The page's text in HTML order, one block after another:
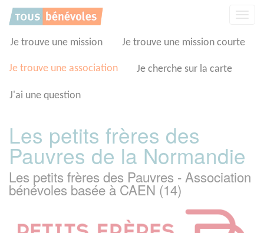
Je trouve une mission Je trouve une mission courte
Je trouve une association Je cherche sur la carte
J'ai une question
Les petits frères des
Pauvres de la Normandie
Les petits frères des Pauvres - Association
bénévoles basée à CAEN (14)
Panneau de gestion des cookies